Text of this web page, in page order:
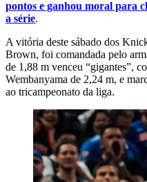
pontos e ganhou moral para
a série.
A vitória deste sábado dos
Brown, foi comandada pelo
de 1,88 m venceu “gigantes”,
Wembanyama de 2,24 m, e
ao tricampeonato da liga.